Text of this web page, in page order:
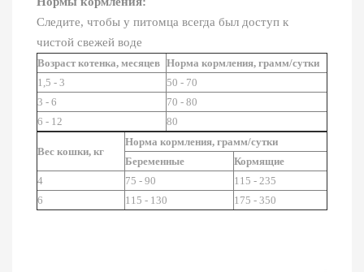
Следите, чтобы у питомца всегда был доступ к
чистой свежей воде
Возраст котенка, месяцев Норма кормления, грамм/сутки
1,5 - 3
50 - 70
3 - 6
70 - 80
6 - 12
80
Вес кошки, кг
Норма кормления, грамм/сутки
Беременные
Кормящие
4
75 - 90
115 - 235
6
115 - 130 175 - 350